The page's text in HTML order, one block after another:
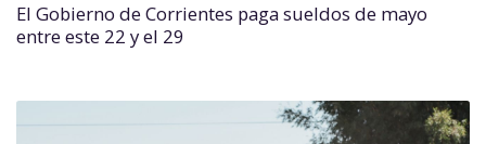
El Gobierno de Corrientes paga sueldos de mayo
entre este 22 y el 29